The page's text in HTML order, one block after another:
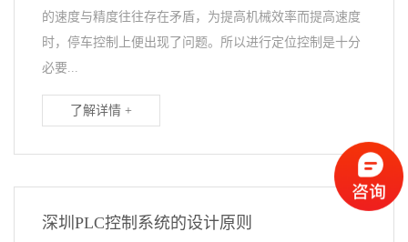
的速度与精度往往存在矛盾，为提高机械效率而提高速度
时，停车控制上便出现了问题。所以进行定位控制是十分
必要...
了解详情 +
深圳PLC控制系统的设计原则